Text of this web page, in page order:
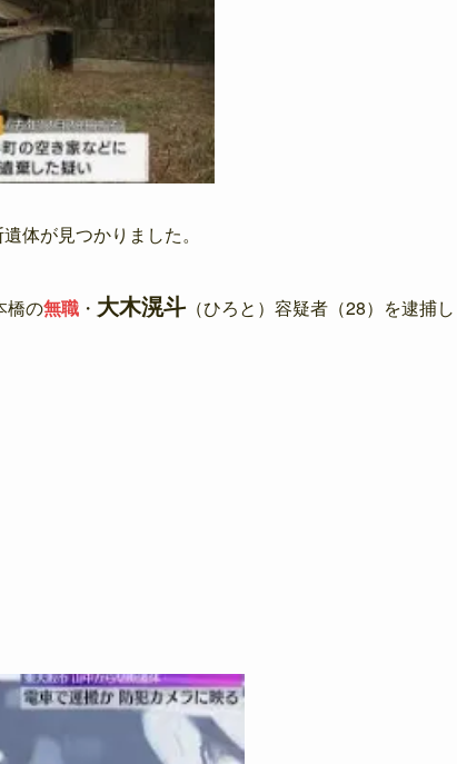
体が見つかりました。
橋の無職 ・ 大木滉斗（ひろと）容疑者（28）を逮捕し